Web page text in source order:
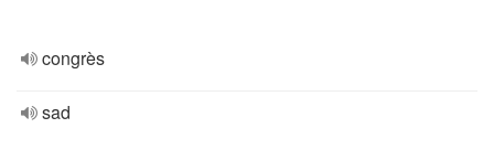
congrès
sad